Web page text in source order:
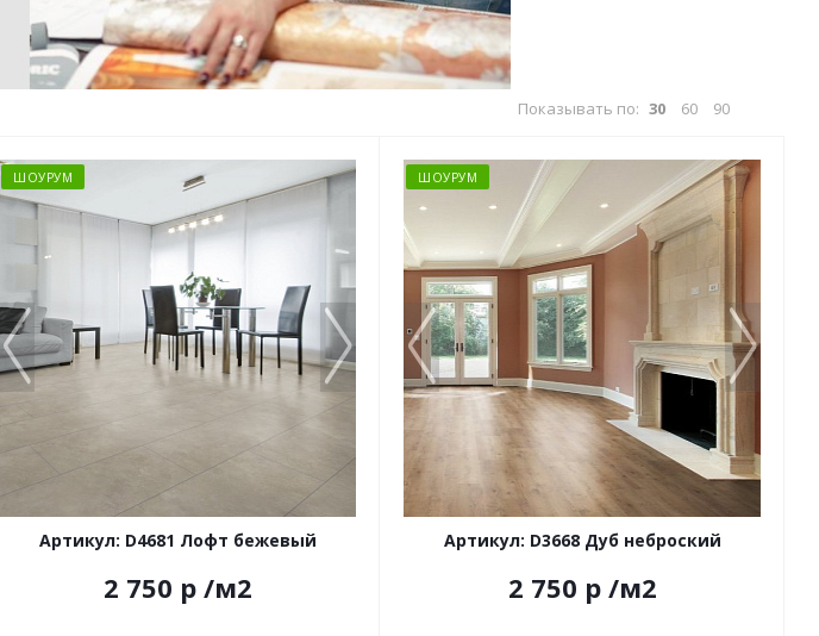
Показывать по: 30 60 90
ШОУРУМ
Артикул: D4681 Лофт бежевый
2 750 р /м2
ШОУРУМ
Артикул: D3668 Дуб неброский
2 750 р /м2